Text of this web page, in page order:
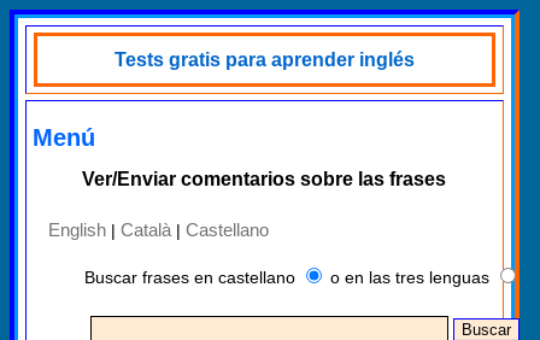
Tests gratis para aprender inglés
Menú
Ver/Enviar comentarios sobre las frases
English | Català | Castellano
Buscar frases en castellano o en las tres lenguas